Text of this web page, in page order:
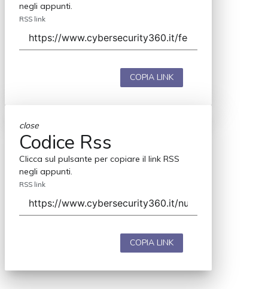
negli appunti.
RSS link
COPIA LINK
close
Codice Rss
Clicca sul pulsante per copiare il link RSS
negli appunti.
RSS link
COPIA LINK